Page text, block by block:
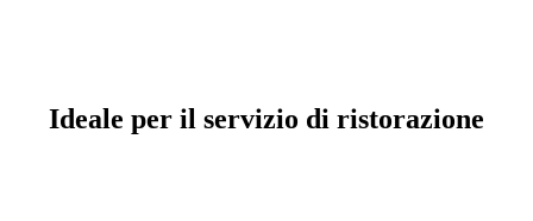
Ideale per il servizio di ristorazione